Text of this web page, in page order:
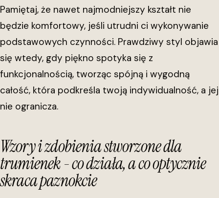
Pamiętaj, że nawet najmodniejszy kształt nie
będzie komfortowy, jeśli utrudni ci wykonywanie
podstawowych czynności. Prawdziwy styl objawia
się wtedy, gdy piękno spotyka się z
funkcjonalnością, tworząc spójną i wygodną
całość, która podkreśla twoją indywidualność, a jej
nie ogranicza.
Wzory i zdobienia stworzone dla
trumienek - co działa, a co optycznie
skraca paznokcie